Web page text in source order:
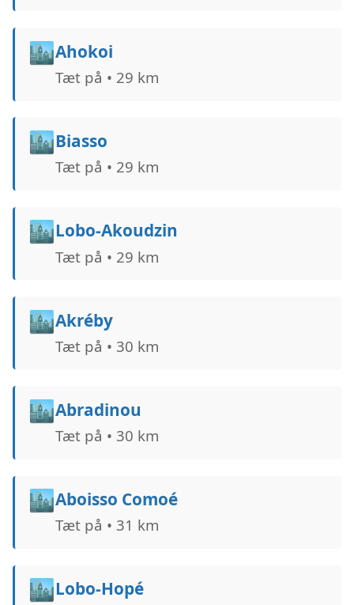
🏙️Ahokoi
Tæt på • 29 km
🏙️Biasso
Tæt på • 29 km
🏙️Lobo-Akoudzin
Tæt på • 29 km
🏙️Akréby
Tæt på • 30 km
🏙️Abradinou
Tæt på • 30 km
🏙️Aboisso Comoé
Tæt på • 31 km
🏙️Lobo-Hopé